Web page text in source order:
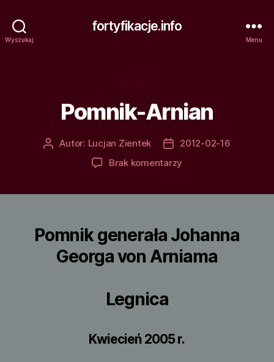
Wyszukaj
fortyfikacje.info
Menu
Pomnik-Arnian
AutorAutor: Lucjan Zientek
Data2012-02-16
Brak komentarzy
Pomnik generała Johanna
Georga von Arniama
Legnica
Kwiecień 2005 r.